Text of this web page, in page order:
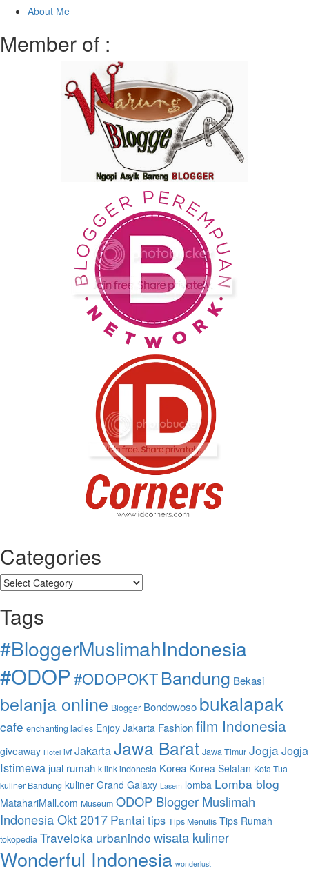
About Me
Member of :
Categories
Categories
Tags
#BloggerMuslimahIndonesia
#ODOP#ODOPOKTBandung Bekasi
belanja online Blogger Bondowoso bukalapak
cafe enchanting ladies Enjoy Jakarta Fashionfilm Indonesia
giveaway Hotel ivf JakartaJawa Barat Jawa Timur Jogja Jogja
Istimewa jual rumah k link indonesia Korea Korea Selatan Kota Tua
kuliner Bandung kuliner Grand Galaxy Lasem lomba Lomba blog
MatahariMall.com Museum ODOP Blogger Muslimah
Indonesia Okt 2017 Pantai tips Tips Menulis Tips Rumah
tokopedia Traveloka urbanindo wisata kuliner
Wonderful Indonesia wonderlust